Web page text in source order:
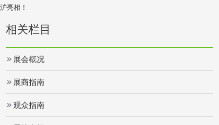
沪亮相！
相关栏目
展会概况
展商指南
观众指南